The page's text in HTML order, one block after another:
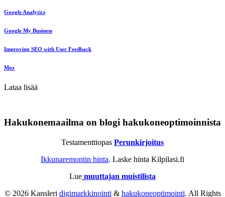
Google Analytics
Google My Business
Improving SEO with User Feedback
Moz
Lataa lisää
Hakukonemaailma on blogi hakukoneoptimoinnista
Testamenttiopas Perunkirjoitus
Ikkunaremontin hinta. Laske hinta Kilpilasi.fi
Lue muuttajan muistilista
© 2026 Kansleri digimarkkinointi & hakukoneoptimointi. All Rights